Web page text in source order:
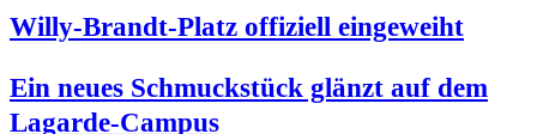
Wil­ly-Brandt-Platz offi­zi­ell eingeweiht
Ein neu­es Schmuck­stück glänzt auf dem
Lagarde-Campus